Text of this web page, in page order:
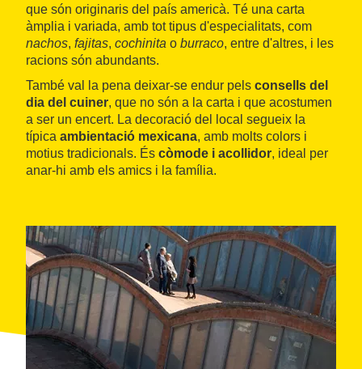
que són originaris del país americà. Té una carta
àmplia i variada, amb tot tipus d'especialitats, com
nachos, fajitas, cochinita o burraco, entre d'altres, i les
racions són abundants.
També val la pena deixar-se endur pels consells del
dia del cuiner, que no són a la carta i que acostumen
a ser un encert. La decoració del local segueix la
típica ambientació mexicana, amb molts colors i
motius tradicionals. És còmode i acollidor, ideal per
anar-hi amb els amics i la família.